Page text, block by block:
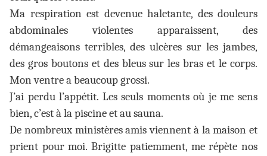
Ma respiration est devenue haletante, des douleurs
abdominales violentes apparaissent, des
démangeaisons terribles, des ulcères sur les jambes,
des gros boutons et des bleus sur les bras et le corps.
Mon ventre a beaucoup grossi.
J’ai perdu l’appétit. Les seuls moments où je me sens
bien, c’est à la piscine et au sauna.
De nombreux ministères amis viennent à la maison et
prient pour moi. Brigitte patiemment, me répète nos